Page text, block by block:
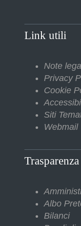
Link utili
Note
Privacy
Cookie
Siti
Webmail
Trasparenza
Albo
Bilanci